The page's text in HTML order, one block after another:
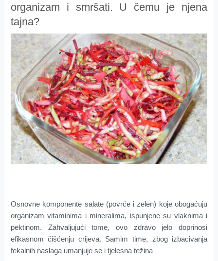
organizam i smršati. U čemu je njena
tajna?
Osnovne komponente salate (povrće i zelen) koje obogaćuju
organizam vitaminima i mineralima, ispunjene su vlaknima i
pektinom. Zahvaljujući tome, ovo zdravo jelo doprinosi
efikasnom čišćenju crijeva. Samim time, zbog izbacivanja
fekalnih naslaga umanjuje se i tjelesna težina